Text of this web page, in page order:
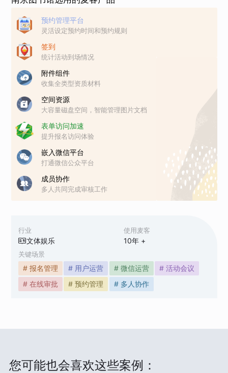
行业
文体娱乐
使用麦客
10年 +
关键场景
# 报名管理 # 用户运营 # 微信运营
# 活动会议
# 在线审批
# 预约管理 # 多人协作
预约管理平台
灵活设定预约时间和预约规则
签到
统计活动到场情况
附件组件
收集全类型资质材料
空间资源
大容量磁盘空间，智能管理图片文档
表单访问加速
提升报名访问体验
嵌入微信平台
打通微信公众平台
成员协作
多人共同完成审核工作
您可能也会喜欢这些案例：